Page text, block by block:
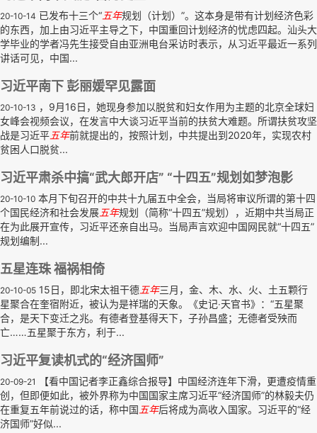
20-10-14 已发布十三个“ 五年规划（计划）”。这本身是带有计划经济色彩
的东西，加上由习近平主导之下，中国重回计划经济的忧虑四起。汕头大
学毕业的学者冯先生接受自由亚洲电台采访时表示，从习近平最近一系列
讲话可见，中国...
习近平南下 彭丽媛罕见露面
20-10-13 ，9月16日，她现身参加以脱贫和妇女作用为主题的北京全球妇
女峰会视频会议，在发言中大谈习近平当前的扶贫大难题。所谓扶贫攻坚
战是习近平 五年前就提出的，按照计划，中共提出到2020年，实现农村
贫困人口脱贫...
习近平肃杀中搞“武大郎开店” “十四五”规划如梦泡影
20-10-10 本月下旬召开的中共十九届五中全会，当局将审议所谓的第十四
个国民经济和社会发展 五年规划（简称“十四五”规划），近期中共当局正
在为此展开宣传，习近平还亲自出马。当局声言欢迎中国网民就“十四五”
规划编制...
五星连珠 福祸相倚
20-10-05 15日，即北宋太祖干德 五年三月，金、木、水、火、土五颗行
星聚合在奎宿附近，被认为是祥瑞的天象。《史记‧天官书》：“五星聚
合，是天下变迁之兆。有德者登基得天下，子孙昌盛；无德者受殃而
亡……五星聚于东方，利于...
习近平复读机式的“经济国师”
20-09-21
【看中国记者李正鑫综合报导】中国经济连年下滑，更遭疫情重
创，但即便如此，被外界称为中国国家主席习近平“经济国师”的林毅夫仍
在重复五年前说过的话，称中国 五年后将成为高收入国家。习近平的“经
济国师”好似...